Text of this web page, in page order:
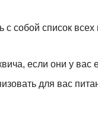
с собой список
если они у вас
для вас